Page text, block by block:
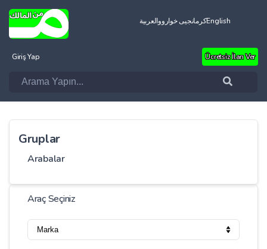
العربيةکرمانجیی خوارووEnglish
Giriş Yap Ücretsiz İlan Ver
Gruplar
Arabalar
Araç Seçiniz